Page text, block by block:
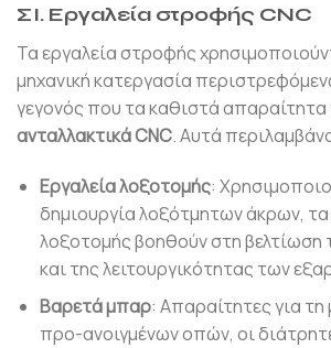
ΣΙ. Εργαλεία στροφής CNC
Τα εργαλεία στροφής
μηχανική κατεργασία
γεγονός που τα καθιστά απαραίτητα
ανταλλακτικά CNC. Αυτά
Εργαλεία λοξοτομής:
δημιουργία λοξότμητων άκρων, τα
λοξοτομής βοηθούν στη βελτίωση
και της λειτουργικότητας των
Βαρετά μπαρ: Απαραίτητες για
προ-ανοιγμένων οπών, οι